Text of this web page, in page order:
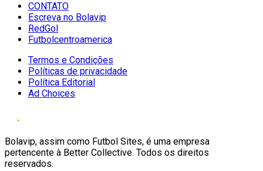
CONTATO
Escreva no Bolavip
RedGol
Futbolcentroamerica
Termos e Condições
Políticas de privacidade
Política Editorial
Ad Choices
Bolavip, assim como Futbol Sites, é uma empresa
pertencente à Better Collective. Todos os direitos
reservados.